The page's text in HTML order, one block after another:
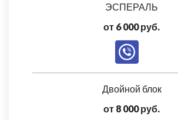
ЭСПЕРАЛЬ
от 6 000 руб.
Двойной блок
от 8 000 руб.